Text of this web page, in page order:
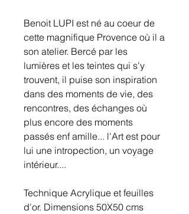
Benoit LUPI est né au coeur de
cette magnifique Provence où il a
son atelier. Bercé par les
lumières et les teintes qui s'y
trouvent, il puise son inspiration
dans des moments de vie, des
rencontres, des échanges où
plus encore des moments
passés enf amille... l'Art est pour
lui une intropection, un voyage
intérieur....
Technique Acrylique et feuilles
d'or. Dimensions 50X50 cms